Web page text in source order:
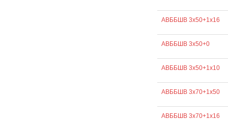
АВББШВ 3х50+1х16
АВББШВ 3х50+0
АВББШВ 3х50+1х10
АВББШВ 3х70+1х50
АВББШВ 3х70+1х16